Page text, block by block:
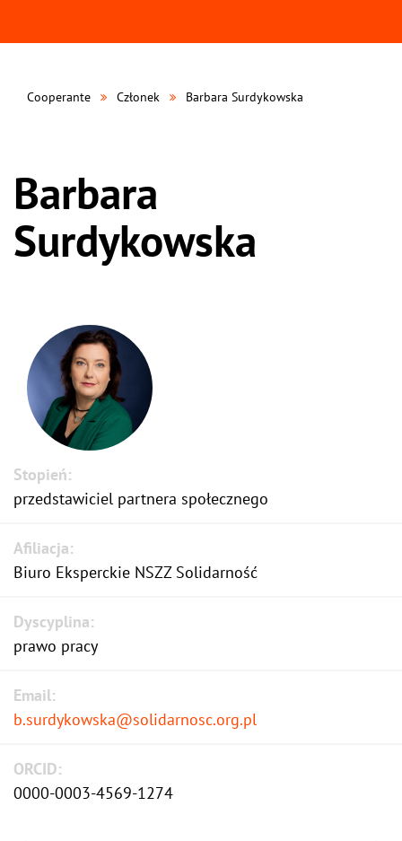
Cooperante Członek Barbara Surdykowska
Barbara
Surdykowska
Stopień:
przedstawiciel partnera społecznego
Afiliacja:
Biuro Eksperckie NSZZ Solidarność
Dyscyplina:
prawo pracy
Email:
b.surdykowska@solidarnosc.org.pl
ORCID:
0000-0003-4569-1274